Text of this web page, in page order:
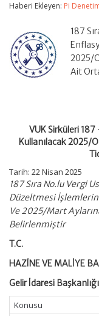
İşlemlerinde
2025/Ocak-
Şubat-
Mart
Aylarına
Ait
için
Haberi Ekleyen: Pi
187
2025/
Ait
VUK Sirküleri
Kullanılacak 2025/
Tarih: 22 Nisan 2025
187 Sıra No.lu Vergi
Düzeltmesi
Ve 2025/Mart
Belirlenmiştir
T.C.
HAZİNE VE MALİYE
Gelir İdaresi Başkanlığı
Konusu